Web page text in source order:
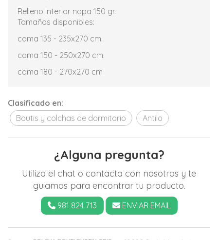
Relleno interior napa 150 gr.
Tamaños disponibles:
cama 135 - 235x270 cm.
cama 150 - 250x270 cm.
cama 180 - 270x270 cm
Clasificado en:
Boutis y colchas de dormitorio
Antilo
¿Alguna pregunta?
Utiliza el chat o contacta con nosotros y te
guiamos para encontrar tu producto.
981 824 713 ENVIAR EMAIL